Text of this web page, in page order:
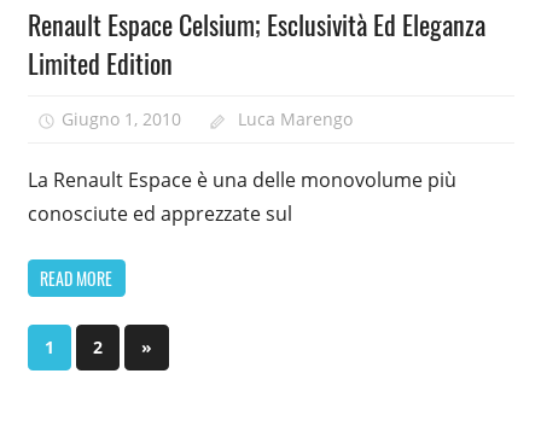
Renault Espace Celsium; Esclusività Ed Eleganza
Limited Edition
Giugno 1, 2010 Luca Marengo
La Renault Espace è una delle monovolume più
conosciute ed apprezzate sul
READ MORE
Paginazione
1 2
Next
Posts
»